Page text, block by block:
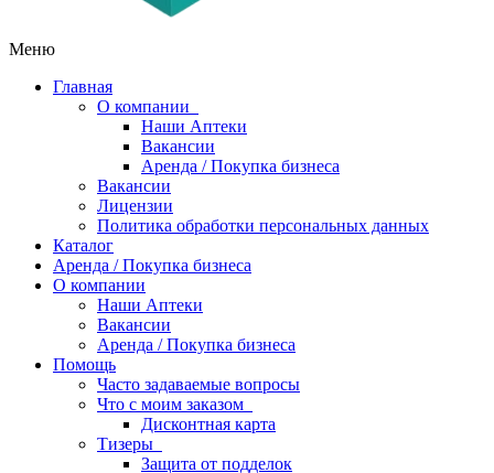
Меню
Главная
О компании
Наши Аптеки
Вакансии
Аренда / Покупка бизнеса
Вакансии
Лицензии
Политика обработки персональных данных
Каталог
Аренда / Покупка бизнеса
О компании
Наши Аптеки
Вакансии
Аренда / Покупка бизнеса
Помощь
Часто задаваемые вопросы
Что с моим заказом
Дисконтная карта
Тизеры
Защита от подделок